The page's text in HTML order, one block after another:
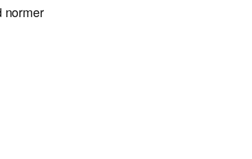
normer